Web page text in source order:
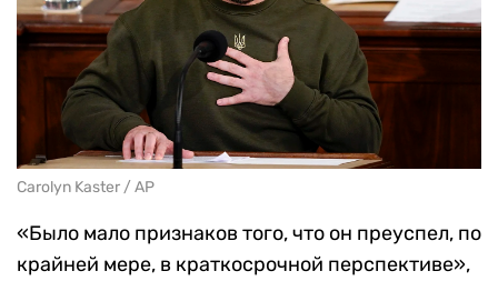
Carolyn Kaster / AP
«Было мало признаков того, что он преуспел, по
крайней мере, в краткосрочной перспективе»,